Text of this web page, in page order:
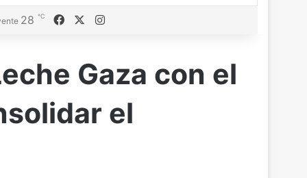
28 ℃ FacebookInstagram
Gaza con el
el